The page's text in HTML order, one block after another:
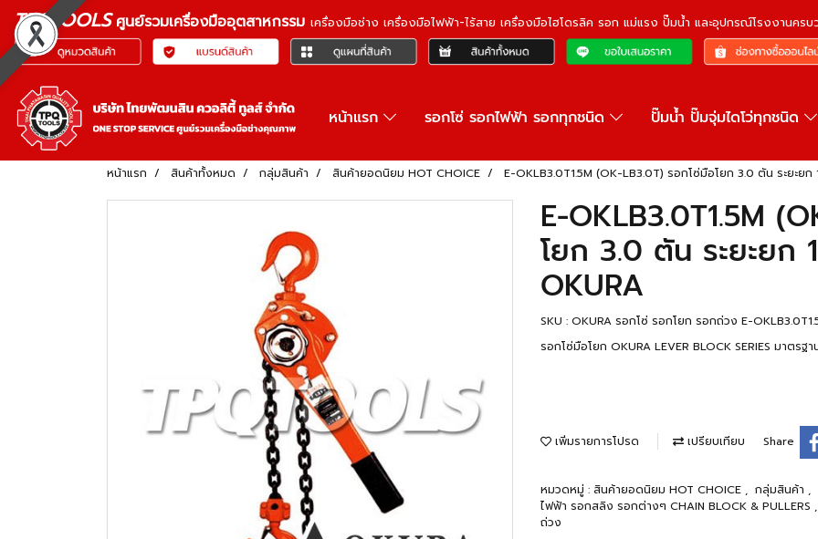
TPQTOOLSศูนย์รวมเครื่องมืออุตสาหกรรม เครื่องมือช่าง เครื่องมือไฟฟ้า-ไร้สาย เครื่องมือไฮโดรลิค รอก แม่แรง ปั๊มน้ำ และอุปกรณ์โรงงานครบ
หน้าแรก รอกโซ่ รอกไฟฟ้า รอกทุกชนิด ปั๊มน้ำ ปั๊มจุ่มไดโว่ทุกชนิด
หน้าแรก สินค้าทั้งหมด กลุ่มสินค้า สินค้ายอดนิยม HOT CHOICE E-OKLB3.0T1.5M (OK-LB3.0T) รอกโซ่มือโยก 3.0 ตัน ระยะยก
E-OKLB3.0T1.5M
โยก 3.0 ตัน ระยะยก
OKURA
SKU : OKURA รอกโซ่ รอกโยก รอกถ่วง E-
รอกโซ่มือโยก OKURA LEVER BLOCK SERIES มาตร
เพิ่มรายการโปรด เปรียบเทียบ Share
หมวดหมู่ : สินค้ายอดนิยม HOT CHOICE , กลุ่มสินค้า ,
ไฟฟ้า รอกสลิง รอกต่างๆ CHAIN BLOCK & PULLERS ,
ถ่วง